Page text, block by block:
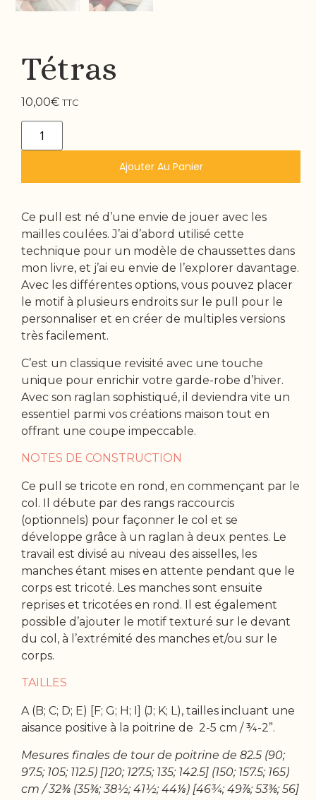
Tétras
10,00€ TTC
Ajouter Au Panier
Ce pull est né d’une envie de jouer avec les
mailles coulées. J’ai d’abord utilisé cette
technique pour un modèle de chaussettes dans
mon livre, et j’ai eu envie de l’explorer davantage.
Avec les différentes options, vous pouvez placer
le motif à plusieurs endroits sur le pull pour le
personnaliser et en créer de multiples versions
très facilement.
C’est un classique revisité avec une touche
unique pour enrichir votre garde-robe d’hiver.
Avec son raglan sophistiqué, il deviendra vite un
essentiel parmi vos créations maison tout en
offrant une coupe impeccable.
NOTES DE CONSTRUCTION
Ce pull se tricote en rond, en commençant par le
col. Il débute par des rangs raccourcis
(optionnels) pour façonner le col et se
développe grâce à un raglan à deux pentes. Le
travail est divisé au niveau des aisselles, les
manches étant mises en attente pendant que le
corps est tricoté. Les manches sont ensuite
reprises et tricotées en rond. Il est également
possible d’ajouter le motif texturé sur le devant
du col, à l’extrémité des manches et/ou sur le
corps.
TAILLES
A (B; C; D; E) [F; G; H; I] (J; K; L), tailles incluant une
aisance positive à la poitrine de 2-5 cm / ¾-2”.
Mesures finales de tour de poitrine de 82.5 (90;
97.5; 105; 112.5) [120; 127.5; 135; 142.5] (150; 157.5; 165)
cm / 32⅜ (35⅜; 38½; 41½; 44⅛) [46¾; 49⅞; 53⅜; 56]